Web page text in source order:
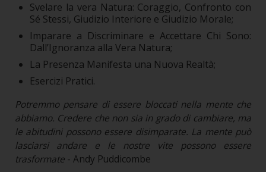
Svelare la vera Natura: Coraggio, Confronto con
Sé Stessi, Giudizio Interiore e Giudizio Morale;
Imparare a Discriminare e Accettare Chi Sono:
Dall’Ignoranza alla Vera Natura;
La Presenza Manifesta una Nuova Realtà;
Esercizi Pratici.
Potremmo pensare di essere bloccati nella mente che
abbiamo. Credere che non sia in grado di cambiare, ma
le abitudini possono essere disimparate. La mente può
lasciarsi andare e le nostre vite possono essere
trasformate - Andy Puddicombe